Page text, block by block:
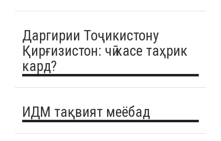
Даргирии Тоҷикистону
Қирғизистон: чӣ касе таҳрик
кард?
ИДМ тақвият меёбад